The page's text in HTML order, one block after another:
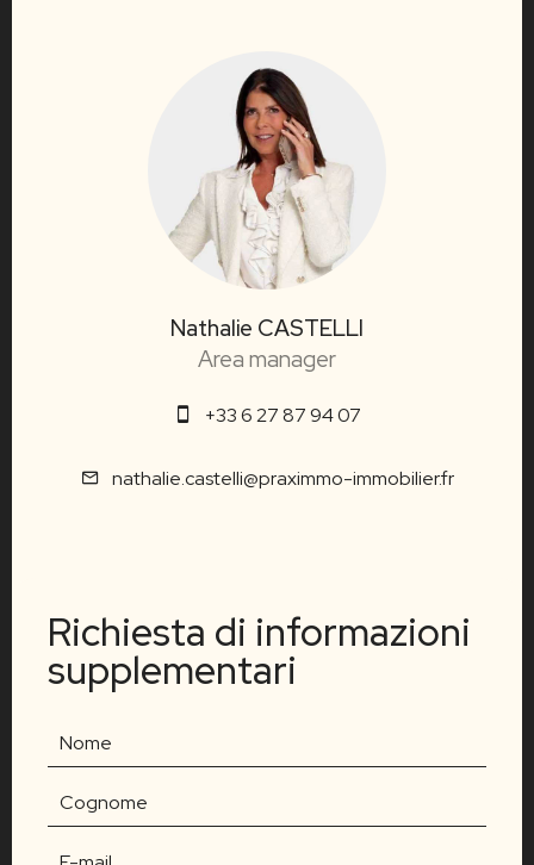
Nathalie CASTELLI
Area manager
+33 6 27 87 94 07
nathalie.castelli@praximmo-immobilier.fr
Richiesta di informazioni
supplementari